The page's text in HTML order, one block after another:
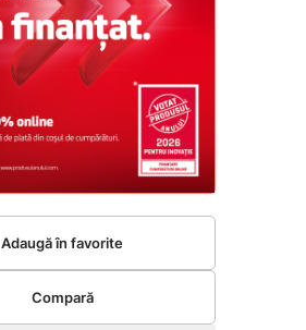
Adaugă în favorite
Compară